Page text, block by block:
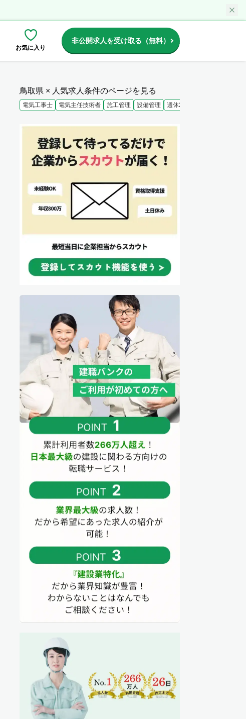
お気に入り
非公開求人を受け取る（無料）
鳥取県 × 人気求人条件のページを見る
電気工事士 電気主任技術者 施工管理 設備管理 週休2日